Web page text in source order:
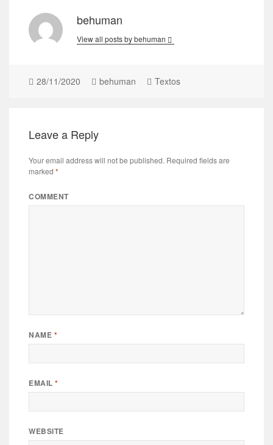
behuman
View all posts by behuman
28/11/2020 behuman Textos
Leave a Reply
Your email address will not be published. Required fields are
marked*
COMMENT
NAME *
EMAIL*
WEBSITE